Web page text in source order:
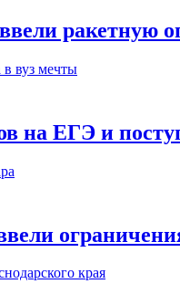
ракетную
на ЕГЭ и